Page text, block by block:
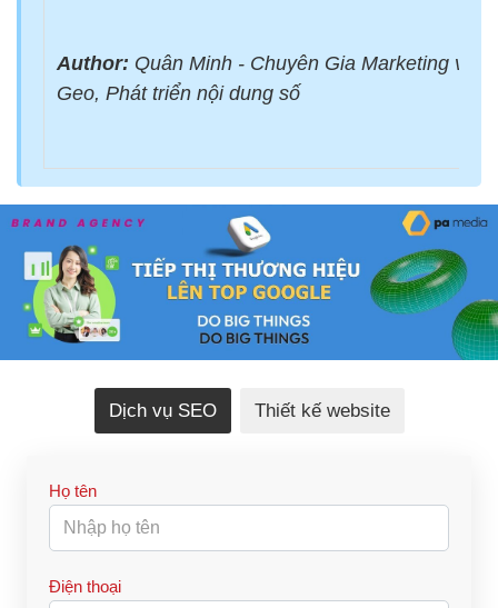
Author: Quân Minh - Chuyên Gia Marketing với
Geo, Phát triển nội dung số
Dịch vụ SEO Thiết kế website
Họ tên
Điện thoại